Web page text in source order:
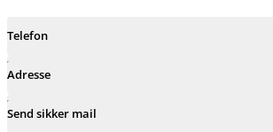
Telefon
Adresse
Send sikker mail